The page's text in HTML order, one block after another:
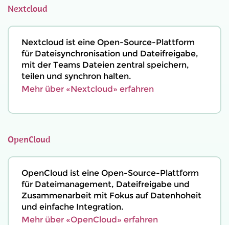
Nextcloud
Nextcloud ist eine Open-Source-Plattform
für Dateisynchronisation und Dateifreigabe,
mit der Teams Dateien zentral speichern,
teilen und synchron halten.
Mehr über «Nextcloud» erfahren
OpenCloud
OpenCloud ist eine Open-Source-Plattform
für Dateimanagement, Dateifreigabe und
Zusammenarbeit mit Fokus auf Datenhoheit
und einfache Integration.
Mehr über «OpenCloud» erfahren